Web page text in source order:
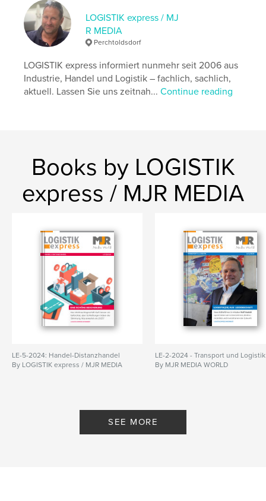
Klima/Umwelt
LOGISTIK express / MJ
R MEDIA
Perchtoldsdorf
LOGISTIK express informiert nunmehr seit 2006 aus
Industrie, Handel und Logistik – fachlich, sachlich,
aktuell. Lassen Sie uns zeitnah...Continue reading
Books by LOGISTIK
express / MJR MEDIA
LE-5-2024: Handel-Distanzhandel
By LOGISTIK express / MJR MEDIA
LE-2-2024 - Transport und Logistik
By MJR MEDIA WORLD
SEE MORE